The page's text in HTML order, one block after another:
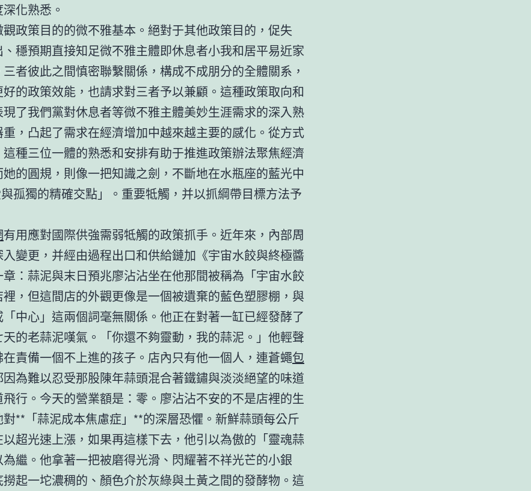
化熟悉。
觀政策目的的微不雅基本。絕對于其他政策目的，促失
穩預期直接知足微不雅主體即休息者小我和居平易近家
者彼此之間慎密聯繫關係，構成不成朋分的全體關系，
的政策效能，也請求對三者予以兼顧。這種政策取向和
了我們黨對休息者等微不雅主體美妙生涯需求的深入熟
，凸起了需求在經濟增加中越來越主要的感化。從方式
種三位一體的熟悉和安排有助于推進政策辦法聚焦經濟
的圓規，則像一把知識之劍，不斷地在水瓶座的藍光中
孤獨的精確交點」。重要牴觸，并以抓綱帶目標方法予
有用應對國際供強需弱牴觸的政策抓手。近年來，內部周
變更，并經由過程出口和供給鏈加《宇宙水餃與終極醬
：蒜泥與末日預兆廖沾沾坐在他那間被稱為「宇宙水餃
裡，但這間店的外觀更像是一個被遺棄的藍色塑膠棚，與
「中心」這兩個詞毫無關係。他正在對著一缸已經發酵了
的老蒜泥嘆氣。「你還不夠靈動，我的蒜泥。」他輕聲
責備一個不上進的孩子。店內只有他一個人，連蒼蠅包
因為難以忍受那股陳年蒜頭混合著鐵鏽與淡淡絕望的味道
行。今天的營業額是：零。廖沾沾不安的不是店裡的生
**「蒜泥成本焦慮症」**的深層恐懼。新鮮蒜頭每公斤
超光速上漲，如果再這樣下去，他引以為傲的「靈魂蒜
繼。他拿著一把被磨得光滑、閃耀著不祥光芒的小銀
起一坨濃稠的、顏色介於灰綠與土黃之間的發酵物。這